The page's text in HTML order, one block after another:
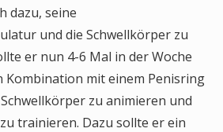
dazu, seine
und die Schwellkörper zu
er nun 4-6 Mal in der Woche
Kombination mit einem Penisring
zu animieren und
trainieren. Dazu sollte er ein